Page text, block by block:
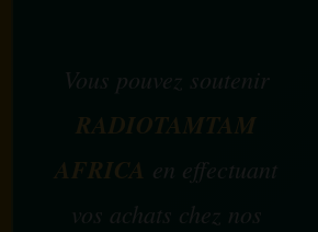
Vous pouvez soutenir
RADIOTAMTAM
AFRICA en effectuant
vos achats chez nos